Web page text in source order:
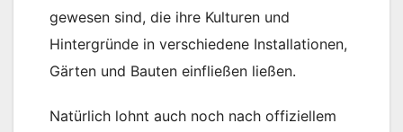
gewesen sind, die ihre Kulturen und
Hintergründe in verschiedene Installationen,
Gärten und Bauten einfließen ließen.
Natürlich lohnt auch noch nach offiziellem